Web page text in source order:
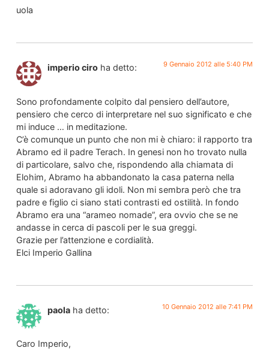
uola
imperio ciro ha detto: 9 Gennaio 2012 alle 5:40 PM
Sono profondamente colpito dal pensiero dell’autore,
pensiero che cerco di interpretare nel suo significato e che
mi induce … in meditazione.
C’è comunque un punto che non mi è chiaro: il rapporto tra
Abramo ed il padre Terach. In genesi non ho trovato nulla
di particolare, salvo che, rispondendo alla chiamata di
Elohim, Abramo ha abbandonato la casa paterna nella
quale si adoravano gli idoli. Non mi sembra però che tra
padre e figlio ci siano stati contrasti ed ostilità. In fondo
Abramo era una “arameo nomade”, era ovvio che se ne
andasse in cerca di pascoli per le sua greggi.
Grazie per l’attenzione e cordialità.
Elci Imperio Gallina
paola ha detto: 10 Gennaio 2012 alle 7:41 PM
Caro Imperio,